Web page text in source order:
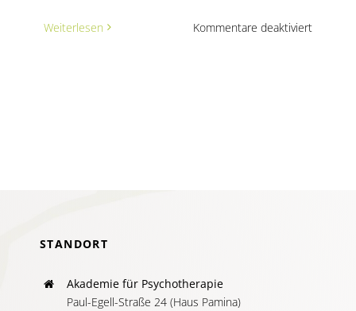
Weiterlesen Kommentare deaktiviertfür
STANDORT
Akademie für Psychotherapie
Paul-Egell-Straße 24 (Haus Pamina)